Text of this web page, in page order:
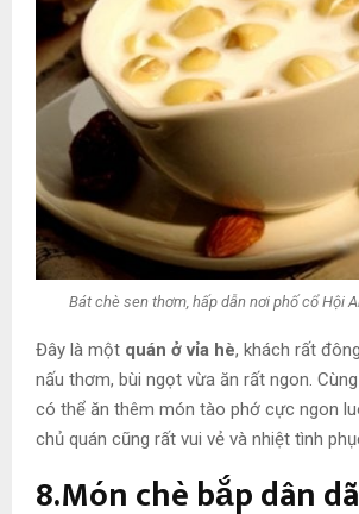
Bát chè sen thơm, hấp dẫn nơi phố cổ Hội
Đây là một quán ở vỉa hè, khách rất
nấu thơm, bùi ngọt vừa ăn rất ngon.
có thể ăn thêm món tào phớ cực ngon
chủ quán cũng rất vui vẻ và nhiệt tình
8.Món chè bắp dân